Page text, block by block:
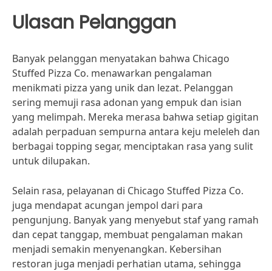
Ulasan Pelanggan
Banyak pelanggan menyatakan bahwa Chicago
Stuffed Pizza Co. menawarkan pengalaman
menikmati pizza yang unik dan lezat. Pelanggan
sering memuji rasa adonan yang empuk dan isian
yang melimpah. Mereka merasa bahwa setiap gigitan
adalah perpaduan sempurna antara keju meleleh dan
berbagai topping segar, menciptakan rasa yang sulit
untuk dilupakan.
Selain rasa, pelayanan di Chicago Stuffed Pizza Co.
juga mendapat acungan jempol dari para
pengunjung. Banyak yang menyebut staf yang ramah
dan cepat tanggap, membuat pengalaman makan
menjadi semakin menyenangkan. Kebersihan
restoran juga menjadi perhatian utama, sehingga